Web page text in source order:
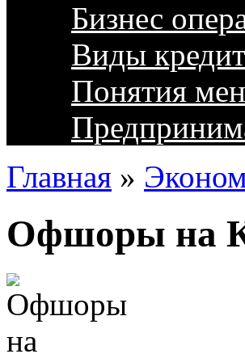
Бизнес
Виды
Понятия
Главная »
Офшоры на